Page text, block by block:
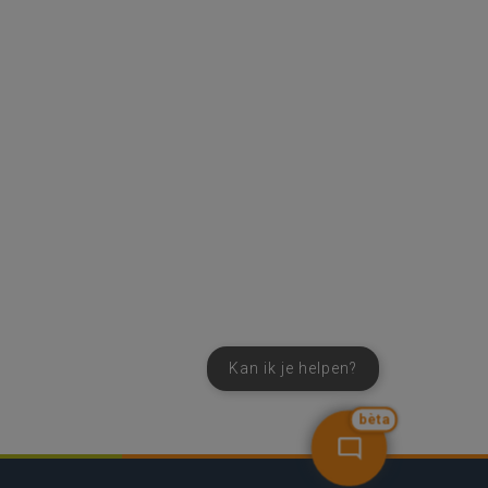
bèta
Kan ik je helpen?